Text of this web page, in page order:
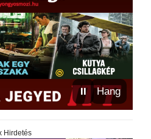
⏸ Hang
Hirdetés